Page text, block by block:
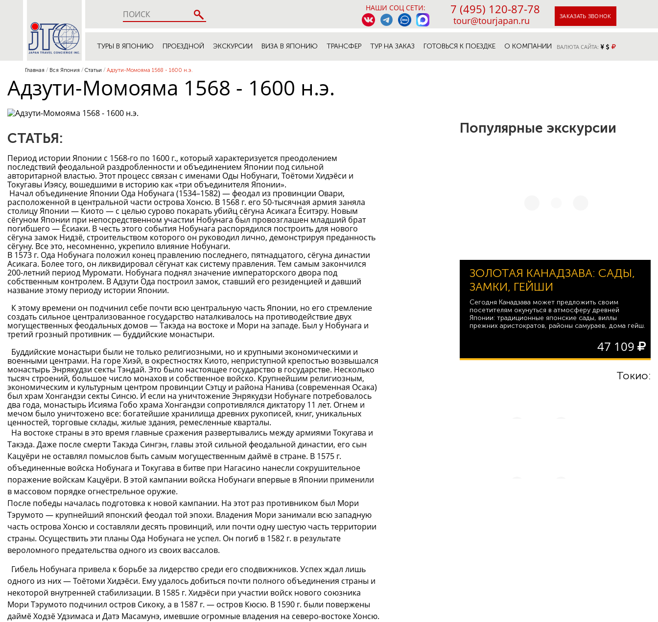
НАШИ СОЦ СЕТИ: 7 (495) 120-87-78
tour@tourjapan.ru ЗАКАЗАТЬ ЗВОНОК
ТУРЫ В ЯПОНИЮ ПРОЕЗДНОЙ ЭКСКУРСИИ ВИЗА В ЯПОНИЮ ТРАНСФЕР ТУР НА ЗАКАЗ ГОТОВЬСЯ К ПОЕЗДКЕ О КОМПАНИИ ВАЛЮТА САЙТА:
Главная Вся Япония Статьи Адзути-Момояма 1568 - 1600 н.э.
Адзути-Момояма 1568 - 1600 н.э.
СТАТЬЯ:
Период истории Японии с 1568-го по 1600 г., который характеризуется преодолением
последствий феодальной раздробленности и объединением Японии под сильной
авторитарной властью. Этот процесс связан с именами Оды Нобунаги, Тоётоми Хидэёси и
Токугавы Иэясу, вошедшими в историю как «три объединителя Японии».
Начал объединение Японии Ода Нобунага (1534–1582) — феодал из провинции Овари,
расположенной в центральной части острова Хонсю. В 1568 г. его 50-тысячная армия заняла
столицу Японии — Киото — с целью сурово покарать убийц сёгуна Асикага Ёситэру. Новым
сёгуном Японии при непосредственном участии Нобунага был провозглашен младший брат
погибшего — Ёсиаки. В честь этого события Нобунага распорядился построить для нового
сёгуна замок Нидзё, строительством которого он руководил лично, демонстрируя преданность
сёгуну. Все это, несомненно, укрепило влияние Нобунаги.
В 1573 г. Ода Нобунага положил конец правлению последнего, пятнадцатого, сёгуна династии
Асикага. Более того, он ликвидировал сёгунат как систему правления. Тем самым закончился
200-летний период Муромати. Нобунага поднял значение императорского двора под
собственным контролем. В Адзути Ода построил замок, ставший его резиденцией и давший
название этому периоду истории Японии.
К этому времени он подчинил себе почти всю центральную часть Японии, но его стремление
создать сильное централизованное государство наталкивалось на противодействие двух
могущественных феодальных домов — Такэда на востоке и Мори на западе. Был у Нобунага и
третий грозный противник — буддийские монастыри.
Буддийские монастыри были не только религиозными, но и крупными экономическими и
военными центрами. На горе Хиэй, в окрестностях Киото, неприступной крепостью возвышался
монастырь Энрякудзи секты Тэндай. Это было настоящее государство в государстве. Несколько
тысяч строений, большое число монахов и собственное войско. Крупнейшим религиозным,
экономическим и культурным центром провинции Сэтцу и района Нанива (современная Осака)
был храм Хонгандзи секты Синсю. И если на уничтожение Энрякудзи Нобунаге потребовалось
два года, монастырь Исияма Гобо храма Хонгандзи сопротивлялся диктатору 11 лет. Огнем и
мечом было уничтожено все: богатейшие хранилища древних рукописей, книг, уникальных
ценностей, торговые склады, жилые здания, ремесленные кварталы.
На востоке страны в это время главные сражения развертывались между армиями Токугава и
Такэда. Даже после смерти Такэда Сингэн, главы этой сильной феодальной династии, его сын
Кацуёри не оставлял помыслов быть самым могущественным даймё в стране. В 1575 г.
объединенные войска Нобунага и Токугава в битве при Нагасино нанесли сокрушительное
поражение войскам Кацуёри. В этой кампании войска Нобунаги впервые в Японии применили
в массовом порядке огнестрельное оружие.
После победы началась подготовка к новой кампании. На этот раз противником был Мори
Тэрумото — крупнейший японский феодал той эпохи. Владения Мори занимали всю западную
часть острова Хонсю и составляли десять провинций, или почти одну шестую часть территории
страны. Осуществить эти планы Ода Нобунага не успел. Он погиб в 1582 г. в результате
вероломного предательства одного из своих вассалов.
Гибель Нобунага привела к борьбе за лидерство среди его сподвижников. Успех ждал лишь
одного из них — Тоётоми Хидэёси. Ему удалось добиться почти полного объединения страны и
некоторой внутренней стабилизации. В 1585 г. Хидэёси при участии войск нового союзника
Мори Тэрумото подчинил остров Сикоку, а в 1587 г. — остров Кюсю. В 1590 г. были повержены
даймё Ходзё Удзимаса и Датэ Масамунэ, имевшие огромные владения на северо-востоке Хонсю.
Популярные экскурсии
ЗОЛОТАЯ КАНАДЗАВА: САДЫ,
ЗАМКИ, ГЕЙШИ
Сегодня Канадзава может предложить своим
посетителям окунуться в атмосферу древней
Японии: традиционные японские сады, виллы
прежних аристократов, районы самураев, дома гейш.
47 109
Токио: